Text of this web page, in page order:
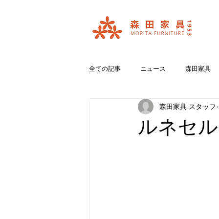
全ての記事 ニュース 森田家具
おいいしいコラボ ブランド紹介
ルネセ
森田家具 スタッフ